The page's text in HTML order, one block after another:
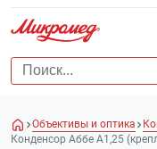
Объективы и оптика
Конденсор Аббе А1,25